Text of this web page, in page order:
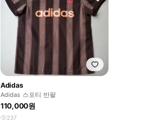
Adidas
Adidas 스포티 반팔
110,000원
237